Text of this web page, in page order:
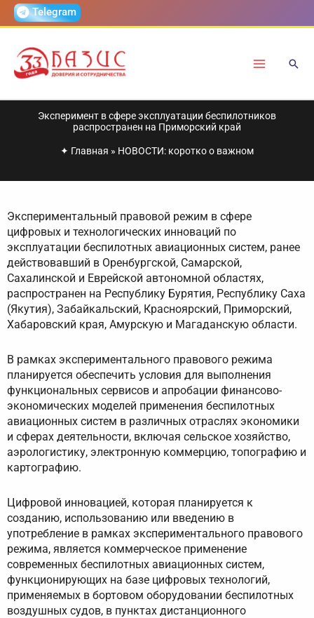
ПерейтиTelegram
Эксперимент в сфере эксплуатации беспилотников
распространен на Приморский край
✦ Главная » НОВОСТИ: коротко о важном
Экспериментальный правовой режим в сфере
цифровых и технологических инноваций по
эксплуатации беспилотных авиационных систем, ранее
действовавший в Оренбургской, Самарской,
Сахалинской и Еврейской автономной областях,
распространен на Республику Бурятия, Республику Саха
(Якутия), Забайкальский, Красноярский, Приморский,
Хабаровский края, Амурскую и Магаданскую области.
В рамках экспериментального правового режима
планируется обеспечить условия для выполнения
функциональных сервисов и апробации финансово-
экономических моделей применения беспилотных
авиационных систем в различных отраслях экономики
и сферах деятельности, включая сельское хозяйство,
аэрологистику, электронную коммерцию, топографию и
картографию.
Цифровой инновацией, которая планируется к
созданию, использованию или введению в
употребление в рамках экспериментального правового
режима, является коммерческое применение
современных беспилотных авиационных систем,
функционирующих на базе цифровых технологий,
применяемых в бортовом оборудовании беспилотных
воздушных судов, в пунктах дистанционного